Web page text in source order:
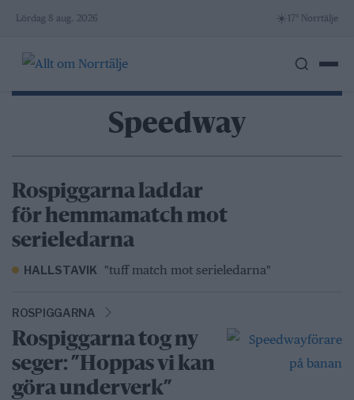
Skip
content
Lördag 8 aug. 2026 ☀️ 17° Norrtälje
Speedway
Rospiggarna laddar
för hemmamatch mot
serieledarna
HALLSTAVIK "tuff match mot serieledarna"
ROSPIGGARNA
Rospiggarna tog ny
seger: ”Hoppas vi kan
göra underverk”